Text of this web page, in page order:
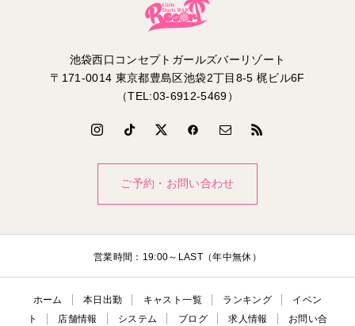
池袋西口コンセプトガールズバーリゾート
〒171-0014 東京都豊島区池袋2丁目8-5 梶ビル6F
（TEL:03-6912-5469）
ご予約・お問い合わせ
営業時間：19:00～LAST（年中無休）
ホーム 本日出勤 キャスト一覧 ランキング
イベン
ト
店舗情報 システム ブログ 求人情報 お問い合